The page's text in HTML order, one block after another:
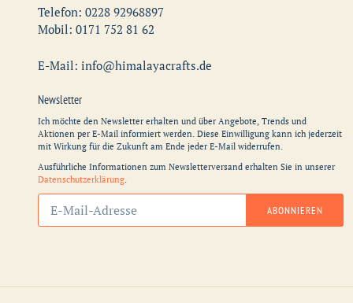
Telefon: 0228 92968897
Mobil: 0171 752 81 62
E-Mail: info@himalayacrafts.de
Newsletter
Ich möchte den Newsletter erhalten und über Angebote, Trends und
Aktionen per E-Mail informiert werden. Diese Einwilligung kann ich jederzeit
mit Wirkung für die Zukunft am Ende jeder E-Mail widerrufen.
Ausführliche Informationen zum Newsletterversand erhalten Sie in unserer
Datenschutzerklärung.
Abonnieren
Sie
unsere
ABONNIEREN